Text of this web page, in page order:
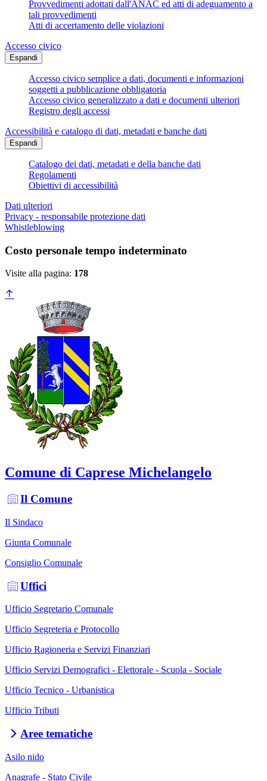
Provvedimenti adottati dall'ANAC ed atti di adeguamento a
tali provvedimenti
Atti di accertamento delle violazioni
Accesso civico
Espandi
Accesso civico semplice a dati, documenti e informazioni
soggetti a pubblicazione obbligatoria
Accesso civico generalizzato a dati e documenti ulteriori
Registro degli accessi
Accessibilità e catalogo di dati, metadati e banche dati
Espandi
Catalogo dei dati, metadati e della banche dati
Regolamenti
Obiettivi di accessibilità
Dati ulteriori
Privacy - responsabile protezione dati
Whistleblowing
Costo personale tempo indeterminato
Visite alla pagina: 178
Comune di Caprese Michelangelo
Il Comune
Il Sindaco
Giunta Comunale
Consiglio Comunale
Uffici
Ufficio Segretario Comunale
Ufficio Segreteria e Protocollo
Ufficio Ragioneria e Servizi Finanziari
Ufficio Servizi Demografici - Elettorale - Scuola - Sociale
Ufficio Tecnico - Urbanistica
Ufficio Tributi
Aree tematiche
Asilo nido
Anagrafe - Stato Civile